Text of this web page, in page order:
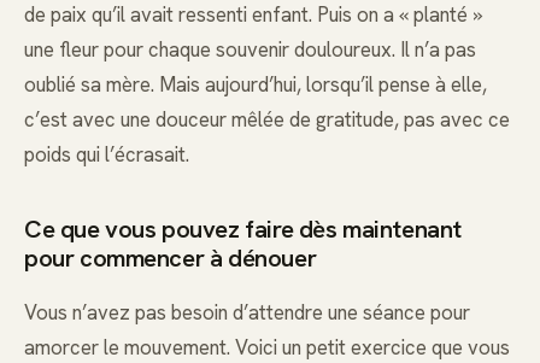
de paix qu’il avait ressenti enfant. Puis on a « planté »
une fleur pour chaque souvenir douloureux. Il n’a pas
oublié sa mère. Mais aujourd’hui, lorsqu’il pense à elle,
c’est avec une douceur mêlée de gratitude, pas avec ce
poids qui l’écrasait.
Ce que vous pouvez faire dès maintenant
pour commencer à dénouer
Vous n’avez pas besoin d’attendre une séance pour
amorcer le mouvement. Voici un petit exercice que vous